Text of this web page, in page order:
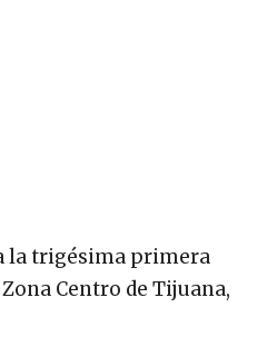
la trigésima primera
Centro de Tijuana,